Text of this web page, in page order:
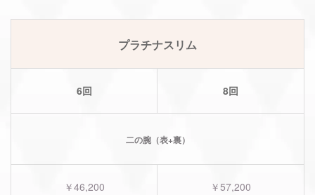
プラチナスリム
6回 8回
二の腕（表+裏）
￥46,200 ￥57,200